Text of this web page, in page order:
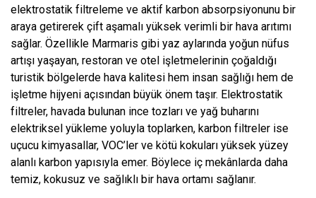
elektrostatik filtreleme ve aktif karbon absorpsiyonunu bir
araya getirerek çift aşamalı yüksek verimli bir hava arıtımı
sağlar. Özellikle Marmaris gibi yaz aylarında yoğun nüfus
artışı yaşayan, restoran ve otel işletmelerinin çoğaldığı
turistik bölgelerde hava kalitesi hem insan sağlığı hem de
işletme hijyeni açısından büyük önem taşır. Elektrostatik
filtreler, havada bulunan ince tozları ve yağ buharını
elektriksel yükleme yoluyla toplarken, karbon filtreler ise
uçucu kimyasallar, VOC’ler ve kötü kokuları yüksek yüzey
alanlı karbon yapısıyla emer. Böylece iç mekânlarda daha
temiz, kokusuz ve sağlıklı bir hava ortamı sağlanır.